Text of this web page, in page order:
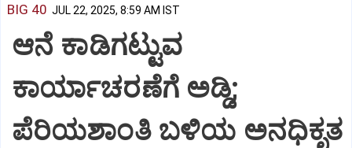
BIG 40 JUL 22, 2025, 8:59 AM IST
ಆನೆ ಕಾಡಿಗಟ್ಟುವ
ಕಾರ್ಯಾಚರಣೆಗೆ ಅಡ್ಡಿ;
ಪೆರಿಯಶಾಂತಿ ಬಳಿಯ ಅನಧಿಕೃತ